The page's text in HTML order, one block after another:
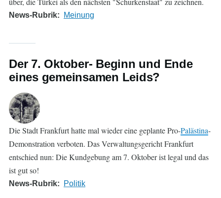
News-Rubrik Meinung
Der 7. Oktober- Beginn und Ende
eines gemeinsamen Leids?
Die Stadt Frankfurt hatte mal wieder eine geplante Pro-Palästina-
Demonstration verboten. Das Verwaltungsgericht Frankfurt
entschied nun: Die Kundgebung am 7. Oktober ist legal und das
ist gut so!
News-Rubrik Politik